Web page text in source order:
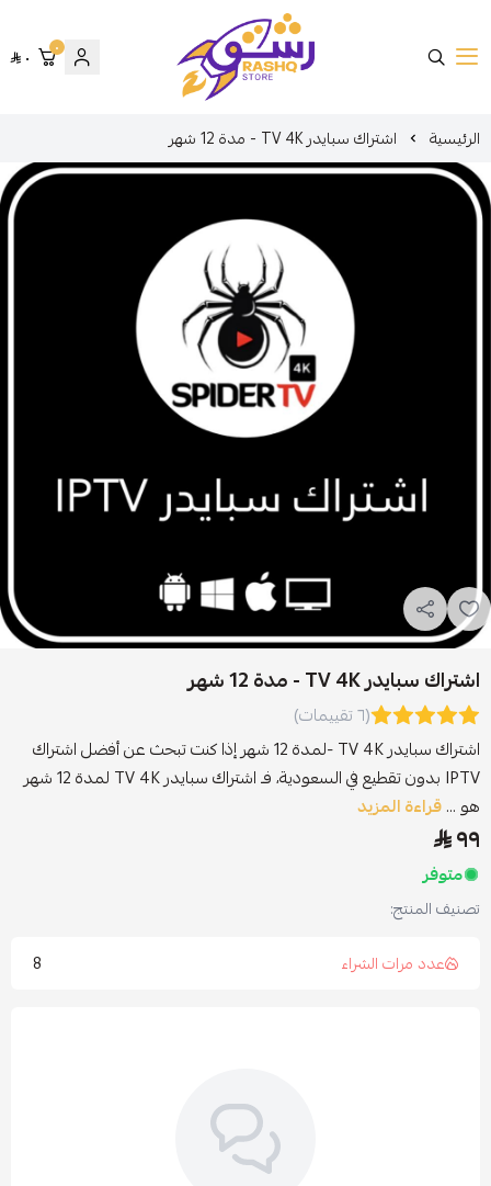
متجر رشق
٠ ٠
الرئيسية اشتراك سبايدر TV 4K - مدة 12 شهر
اشتراك سبايدر TV 4K - مدة 12 شهر
(٦ تقييمات)
اشتراك سبايدر TV 4K -لمدة 12 شهر إذا كنت تبحث عن أفضل اشتراك
IPTV بدون تقطيع في السعودية، فـ اشتراك سبايدر TV 4K لمدة 12 شهر
هو ...قراءة المزيد
٩٩
متوفر
تصنيف المنتج:
عدد مرات الشراء
8